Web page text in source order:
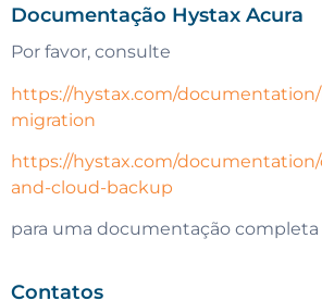
Documentação Hystax Acura
Por favor, consulte
https://hystax.com/
migration
https://hystax.com/
and-cloud-backup
para uma documentação completa
Contatos